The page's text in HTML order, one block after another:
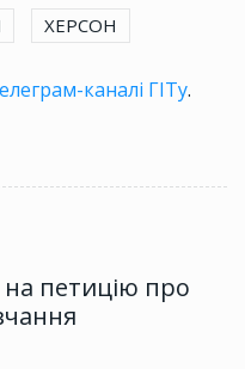
ХЕРСОН
каналі ГІТу.
на петицію про